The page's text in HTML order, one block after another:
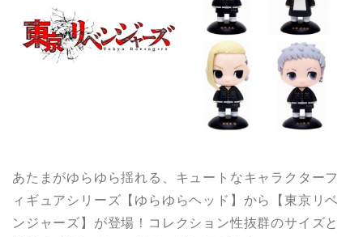
あたまがゆらゆら揺れる、キュートなキャラクターフ
ィギュアシリーズ【ゆらゆらヘッド】から【東京リベ
ンジャーズ】が登場！コレクション性抜群のサイズと